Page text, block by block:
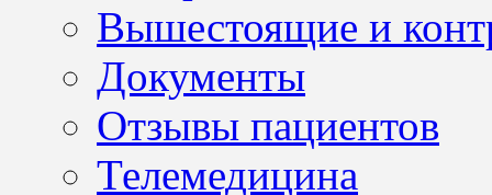
Вышестоящие и
Документы
Отзывы пациентов
Телемедицина